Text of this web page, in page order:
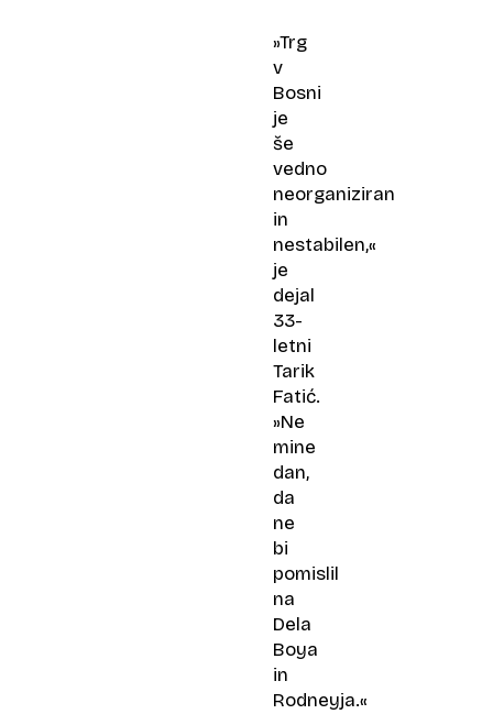
»Trg
v
Bosni
je
še
vedno
neorganiziran
in
nestabilen,«
je
dejal
33-
letni
Tarik
Fatić.
»Ne
mine
dan,
da
ne
bi
pomislil
na
Dela
Boya
in
Rodneyja.«